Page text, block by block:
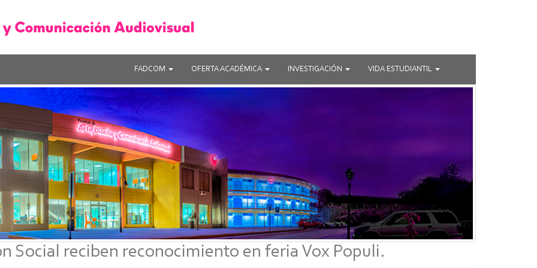
FADCOM OFERTA ACADÉMICA INVESTIGACIÓN VIDA ESTUDIANTIL
Social reciben reconocimiento en feria Vox Populi.